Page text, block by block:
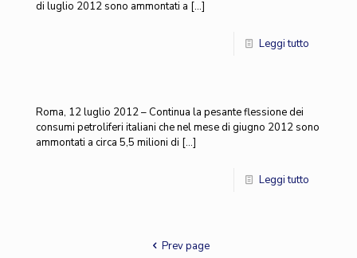
di luglio 2012 sono ammontati a […]
Leggi tutto
Roma, 12 luglio 2012 – Continua la pesante flessione dei
consumi petroliferi italiani che nel mese di giugno 2012 sono
ammontati a circa 5,5 milioni di […]
Leggi tutto
Prev page